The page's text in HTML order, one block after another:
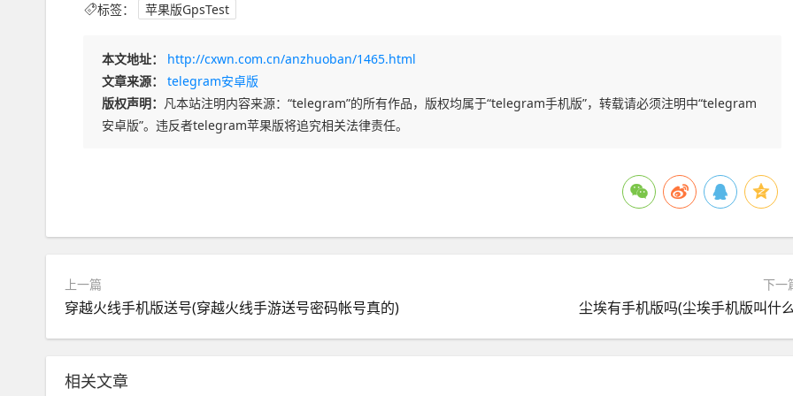
标签： 苹果版GpsTest
本文地址：
http://cxwn.com.cn/anzhuoban/1465.html
文章来源：
telegram安卓版
版权声明： 凡本站注明内容来源：“telegram”的所有作品，版权均属于“telegram手机版”，转载请必须注明中“telegram
安卓版”。违反者telegram苹果版将追究相关法律责任。
上一篇
穿越火线手机版送号(穿越火线手游送号密码帐号真的)
下一
尘埃有手机版吗(尘埃手机版叫什
相关文章